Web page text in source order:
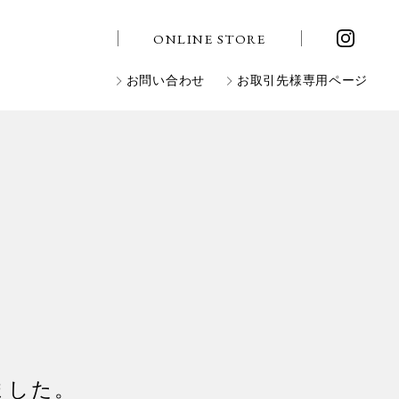
ONLINE STORE
お問い合わせ お取引先様専用ページ
た。